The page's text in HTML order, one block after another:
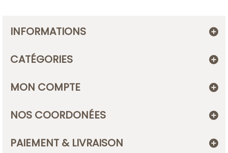
INFORMATIONS
CATÉGORIES
MON COMPTE
NOS COORDONÉES
PAIEMENT & LIVRAISON